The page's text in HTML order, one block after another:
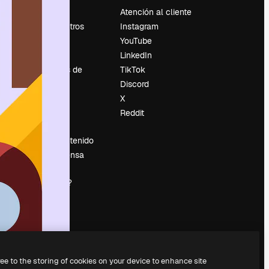
Sobre nosotros
Tendencias de
búsqueda
Slidesgo
Vender contenido
Sala de prensa
¿Buscas
magnific.ai?
Atención al cliente
Instagram
YouTube
LinkedIn
TikTok
Discord
X
Reddit
to the storing of cookies on your device to enhance site